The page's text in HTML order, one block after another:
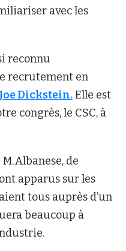
avec les
reconnu
recrutement en
Joe Dickstein.Elle est
congrès, le CSC, à
Albanese, de
apparus sur les
tous auprès d’un
beaucoup à